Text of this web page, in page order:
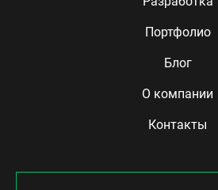
Портфолио
Блог
О компании
Контакты